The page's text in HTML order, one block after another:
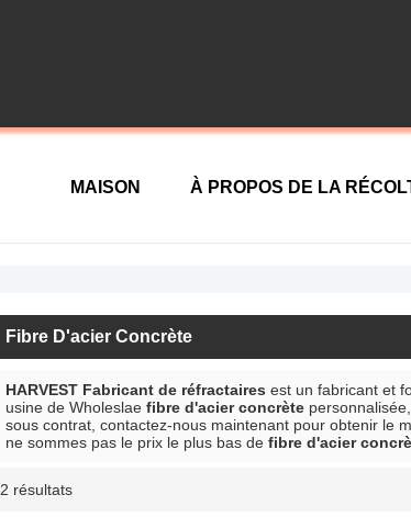
MAISON À PROPOS DE LA
Fibre D'acier Concrète
HARVEST Fabricant de réfractaires est un fabricant et
usine de Wholeslae fibre d'acier concrète
sous contrat, contactez-nous maintenant pour obtenir le
ne sommes pas le prix le plus bas de fibre d'acier
2 résultats